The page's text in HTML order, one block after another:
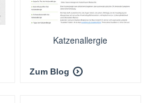
Katzenallergie
Zum Blog